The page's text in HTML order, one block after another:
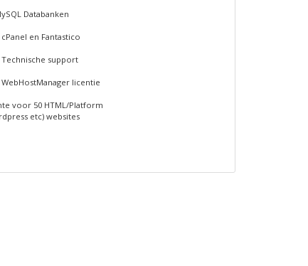
Databanken
en Fantastico
Technische support
licentie
voor 50 HTML/Platform
etc) websites